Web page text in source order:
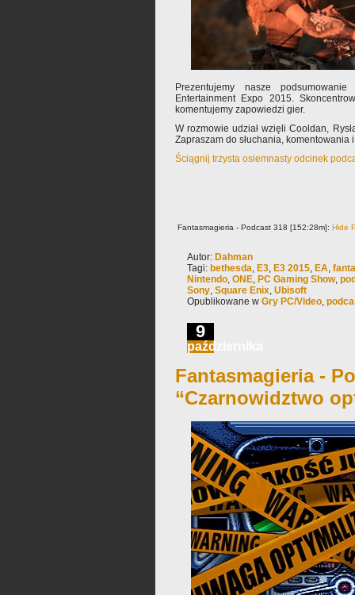
Prezentujemy nasze
Entertainment Expo 2015.
komentujemy zapowiedzi gier.
W rozmowie udział wzięli Cooldan,
Zapraszam do słuchania, komentowania
Ściągnij trzysta osiemnasty odcinek
Fantasmagieria - Podcast 318 [152:28m]: Hide
Autor: Dahman
Tagi: bethesda, E3, E3 2015, EA,
Nintendo, ONE, PC Gaming Show,
Sony, Square Enix, Ubisoft
Opublikowane w Gry PC/Video,
9
października
Fantasmagieria -
“Czarnowidztwo